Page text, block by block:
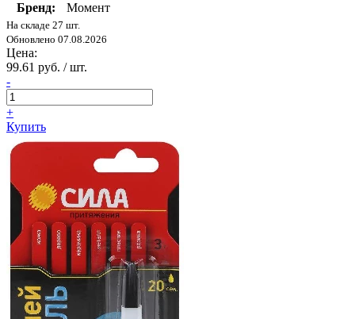
Бренд:
Момент
На складе 27 шт.
Обновлено 07.08.2026
Цена:
99.61 руб. / шт.
-
+
Купить